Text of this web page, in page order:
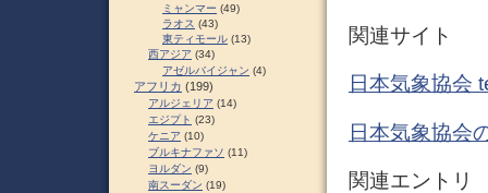
関連サイト
日本気象協会
日本気象協会
関連エントリ
ミャンマー (49)
ラオス (43)
東ティモール (13)
西アジア (34)
アゼルバイジャン (4)
アフリカ (199)
アルジェリア (14)
エジプト (23)
ケニア (10)
ブルキナファソ (11)
ヨルダン (9)
南スーダン (19)